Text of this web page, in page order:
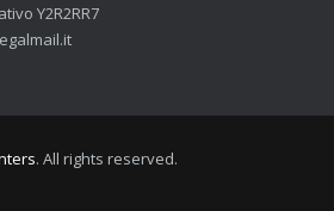
Y2R2RR7
. All rights reserved.